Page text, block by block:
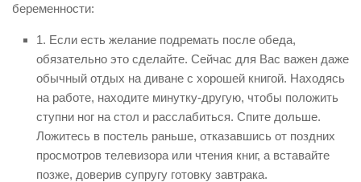
беременности:
1. Если есть желание подремать после обеда,
обязательно это сделайте. Сейчас для Вас важен даже
обычный отдых на диване с хорошей книгой. Находясь
на работе, находите минутку-другую, чтобы положить
ступни ног на стол и расслабиться. Спите дольше.
Ложитесь в постель раньше, отказавшись от поздних
просмотров телевизора или чтения книг, а вставайте
позже, доверив супругу готовку завтрака.